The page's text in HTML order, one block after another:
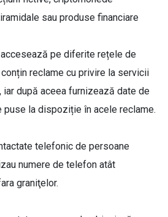
sau produse financiare
pe diferite rețele de
reclame cu privire la servicii
după aceea furnizează date de
puse la dispoziție în acele reclame.
telefonic de persoane
numere de telefon atât
graniţelor.